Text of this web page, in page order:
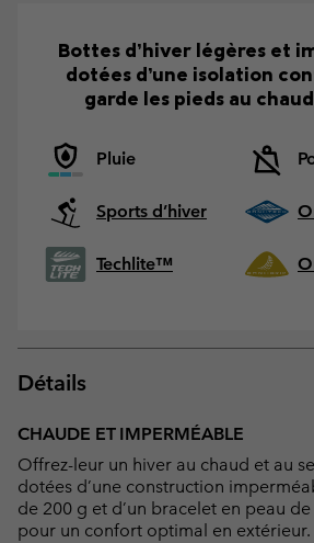
Bottes d’hiver légères et
dotées d’une isolation
garde les pieds au
Pluie
Sports d’hiver
Techlite™
Détails
CHAUDE ET IMPERMÉABLE
Offrez-leur un hiver au chaud et au
dotées d’une construction
de 200 g et d’un bracelet en peau
pour un confort optimal en extérieur.